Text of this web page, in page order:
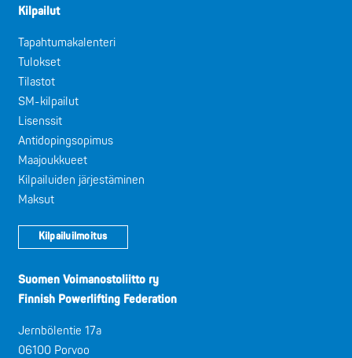
Kilpailut
Tapahtumakalenteri
Tulokset
Tilastot
SM-kilpailut
Lisenssit
Antidopingsopimus
Maajoukkueet
Kilpailuiden järjestäminen
Maksut
Kilpailuilmoitus
Suomen Voimanostoliitto ry
Finnish Powerlifting Federation
Jernbölentie 17a
06100 Porvoo